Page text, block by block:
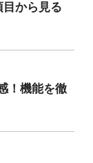
目から見る
！機能を徹